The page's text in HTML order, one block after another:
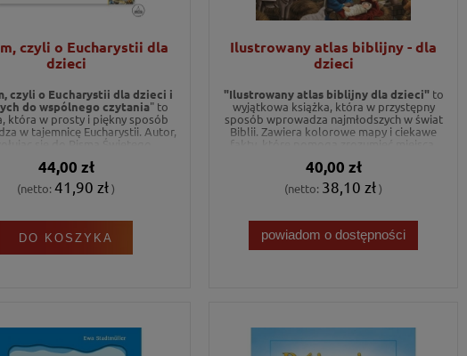
czyli o Eucharystii dla
dzieci
czyli o Eucharystii dla dzieci i
do wspólnego czytania" to
która w prosty i piękny sposób
w tajemnicę Eucharystii. Autor,
się do Pisma Świętego,
być blisko Boga, a karmienie się
tak naturalne, jak jedzenie chleba.
do wspólnego czytania dla całej
44,00 zł
(netto: 41,90 zł)
DO KOSZYKA
Ilustrowany atlas biblijny - dla
dzieci
"Ilustrowany atlas biblijny dla dzieci"to
wyjątkowa książka, która w przystępny
sposób wprowadza najmłodszych w świat
Biblii. Zawiera kolorowe mapy i ciekawe
fakty, które pomogą zrozumieć miejsca,
Idealna pozycja, by śledzić podróże
biblijnych bohaterów i poznawać historię
zbawienia.
40,00 zł
(netto: 38,10 zł)
powiadom o dostępności